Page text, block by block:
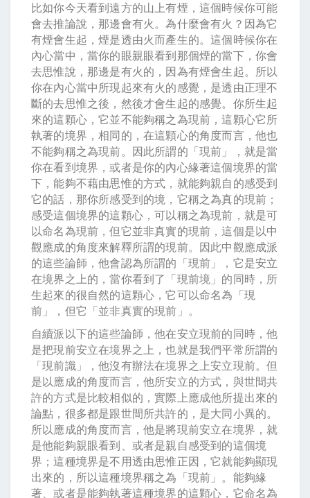
比如你今天看到遠方的山上有煙，這個時候你可能
會去推論說，那邊會有火。為什麼會有火？因為它
有煙會生起，煙是透由火而產生的。這個時候你在
內心當中，當你的眼親眼看到那個煙的當下，你會
去思惟說，那邊是有火的，因為有煙會生起。所以
你在內心當中所現起來有火的感覺，是透由正理不
斷的去思惟之後，然後才會生起的感覺。你所生起
來的這顆心，它並不能夠稱之為現前，這顆心它所
執著的境界，相同的，在這顆心的角度而言，他也
不能夠稱之為現前。因此所謂的「現前」，就是當
你在看到境界，或者是你的內心緣著這個境界的當
下，能夠不藉由思惟的方式，就能夠親自的感受到
它的話，那你所感受到的境，它稱之為真的現前；
感受這個境界的這顆心，可以稱之為現前，就是可
以命名為現前，但它並非真實的現前，這個是以中
觀應成的角度來解釋所謂的現前。因此中觀應成派
的這些論師，他會認為所謂的「現前」，它是安立
在境界之上的，當你看到了「現前境」的同時，所
生起來的很自然的這顆心，它可以命名為「現
前」，但它「並非真實的現前」。
自續派以下的這些論師，他在安立現前的同時，他
是把現前安立在境界之上，也就是我們平常所謂的
「現前識」，他沒有辦法在境界之上安立現前。但
是以應成的角度而言，他所安立的方式，與世間共
許的方式是比較相似的，實際上應成他所提出來的
論點，很多都是跟世間所共許的，是大同小異的。
所以應成的角度而言，他是將現前安立在境界，就
是他能夠親眼看到、或者是親自感受到的這個境
界；這種境界是不用透由思惟正因，它就能夠顯現
出來的，所以這種境界稱之為「現前」。能夠緣
著、或者是能夠執著這種境界的這顆心，它命名為